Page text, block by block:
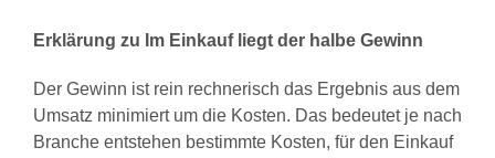
Erklärung zu Im Einkauf liegt der halbe Gewinn
Der Gewinn ist rein rechnerisch das Ergebnis aus dem
Umsatz minimiert um die Kosten. Das bedeutet je nach
Branche entstehen bestimmte Kosten, für den Einkauf